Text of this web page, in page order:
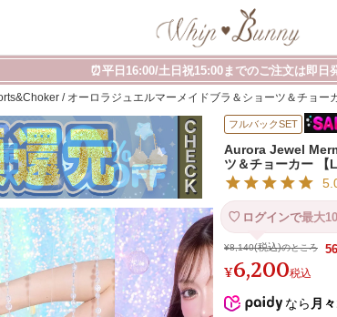
⏰平日16:00/土日祝15:00までのご注文は即日
/ オーロラジュエルマーメイドブラ＆ショーツ＆チョー
フルバックSET
Aurora Jewel
ツ＆チョーカー 【
ログインで最大
¥8,140 のところ
¥6,200税込
56
なら 月